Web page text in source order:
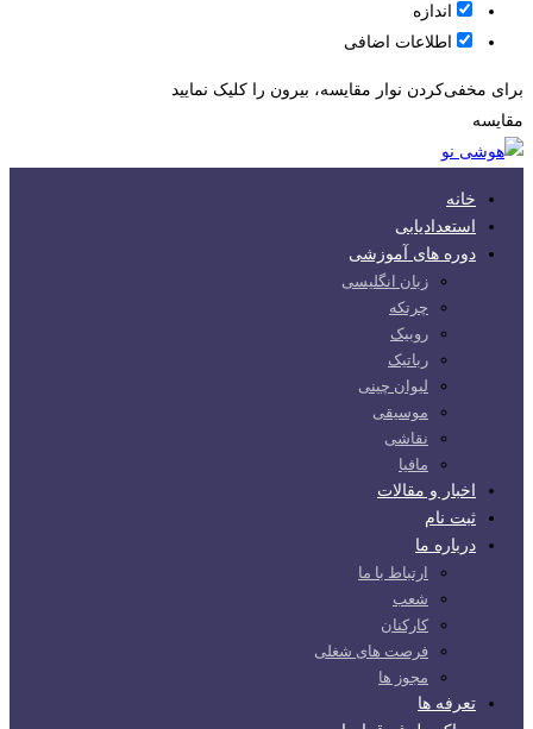
اندازه
اطلاعات اضافی
برای مخفی‌کردن نوار مقایسه، بیرون را کلیک نمایید
مقایسه
خانه
استعدادیابی
دوره های آموزشی
زبان انگلیسی
چرتکه
روبیک
رباتیک
لیوان چینی
موسیقی
نقاشی
مافیا
اخبار و مقالات
ثبت نام
درباره ما
ارتباط با ما
شعب
کارکنان
فرصت های شغلی
مجوز ها
تعرفه ها